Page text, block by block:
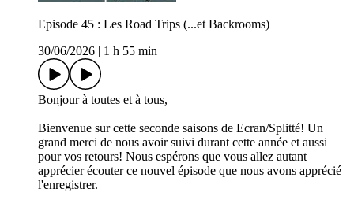
Episode 45 : Les Road Trips (...et Backrooms)
30/06/2026
1 h 55 min
Bonjour à toutes et à tous,
Bienvenue sur cette seconde saisons de Ecran/Splitté! Un
grand merci de nous avoir suivi durant cette année et aussi
pour vos retours! Nous espérons que vous allez autant
apprécier écouter ce nouvel épisode que nous avons apprécié
l'enregistrer.